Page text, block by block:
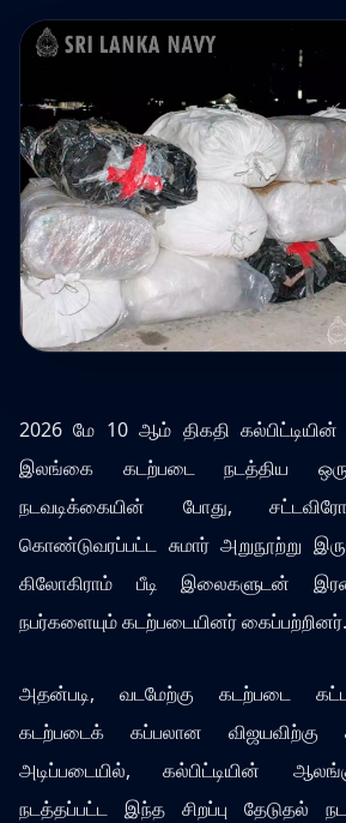
2026 மே 10 ஆம் திகதி கல்பிட்டியின்
இலங்கை கடற்படை நடத்திய ஒரு
நடவடிக்கையின் போது,
கொண்டுவரப்பட்ட சுமார் அறுநூற்று
கிலோகிராம் பீடி இலைகளுடன்
நபர்களையும் கடற்படையினர் கைப்பற்றினர்.
அதன்படி, வடமேற்கு கடற்படை
கடற்படைக் கப்பலான விஜயவிற்கு
அடிப்படையில், கல்பிட்டியின்
நடத்தப்பட்ட இந்த சிறப்பு தேடுதல்